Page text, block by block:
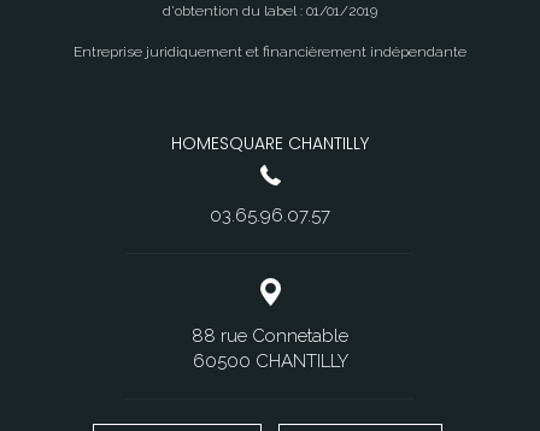
d'obtention du label : 01/01/2019
Entreprise juridiquement et financièrement indépendante
HOMESQUARE CHANTILLY
03.65.96.07.57
88 rue Connetable
60500 CHANTILLY